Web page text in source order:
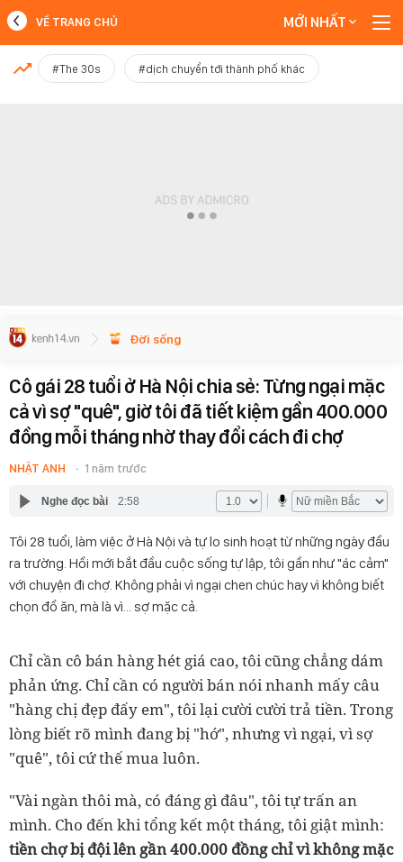
MỚI NHẤT
VỀ TRANG CHỦ MỚI NHẤT
#The 30s #dịch chuyển tới thành phố khác
Đời sống
Cô gái 28 tuổi ở Hà Nội chia sẻ: Từng ngại mặc
cả vì sợ "quê", giờ tôi đã tiết kiệm gần 400.000
đồng mỗi tháng nhờ thay đổi cách đi chợ
NHẬT ANH 1 năm trước
Nghe đọc bài 2:58
Tôi 28 tuổi, làm việc ở Hà Nội và tự lo sinh hoạt từ những ngày đầu
ra trường. Hồi mới bắt đầu cuộc sống tự lập, tôi gần như "ác cảm"
với chuyện đi chợ. Không phải vì ngại chen chúc hay vì không biết
chọn đồ ăn, mà là vì... sợ mặc cả.
Chỉ cần cô bán hàng hét giá cao, tôi cũng chẳng dám
phản ứng. Chỉ cần có người bán nói nhanh mấy câu
"hàng chị đẹp đấy em", tôi lại cười cười trả tiền. Trong
lòng biết rõ mình đang bị "hớ", nhưng vì ngại, vì sợ
"quê", tôi cứ thế mua luôn.
"Vài ngàn thôi mà, có đáng gì đâu", tôi tự trấn an
mình. Cho đến khi tổng kết một tháng, tôi giật mình:
tiền chợ bị đội lên gần 400.000 đồng chỉ vì không mặc